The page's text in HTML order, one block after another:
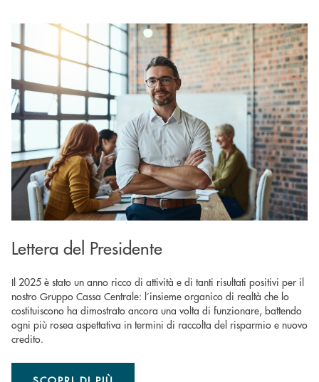
Lettera del Presidente
Il 2025 è stato un anno ricco di attività e di tanti risultati positivi per il
nostro Gruppo Cassa Centrale: l’insieme organico di realtà che lo
costituiscono ha dimostrato ancora una volta di funzionare, battendo
ogni più rosea aspettativa in termini di raccolta del risparmio e nuovo
credito.